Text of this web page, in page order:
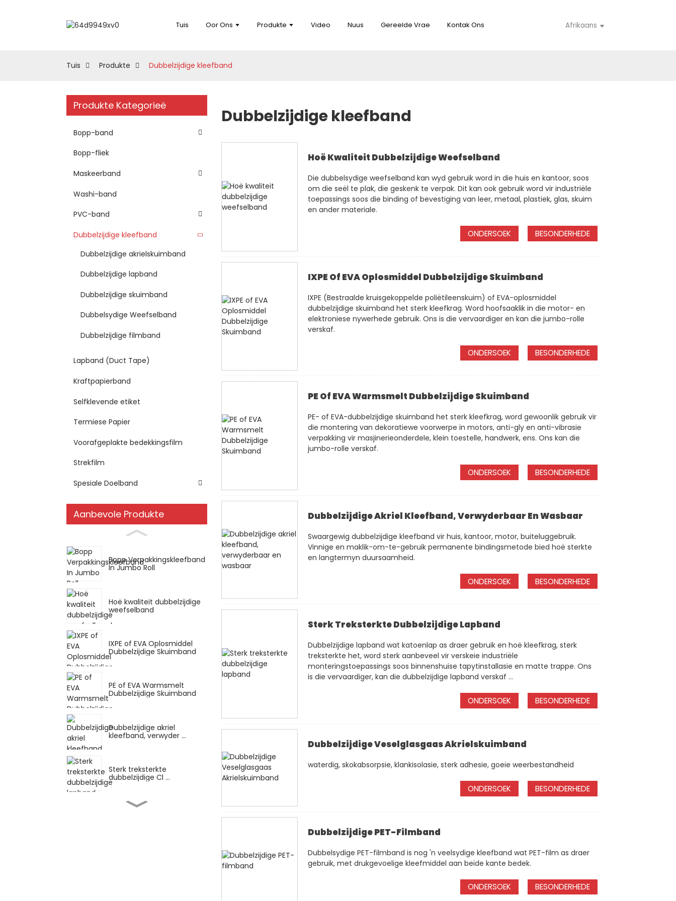
Tuis Oor Ons Produkte Video Nuus Gereelde Vrae Kontak Ons Afrikaans
Tuis Produkte Dubbelzijdige kleefband
Produkte Kategorieë
Bopp-band
Bopp-fliek
Maskeerband
Washi-band
PVC-band
Dubbelzijdige kleefband
Dubbelzijdige akrielskuimband
Dubbelzijdige lapband
Dubbelzijdige skuimband
Dubbelsydige Weefselband
Dubbelzijdige filmband
Lapband (Duct Tape)
Kraftpapierband
Selfklevende etiket
Termiese Papier
Voorafgeplakte bedekkingsfilm
Strekfilm
Spesiale Doelband
Aanbevole Produkte
Bopp Verpakkingskleefband
In Jumbo Roll
Hoë kwaliteit dubbelzijdige
weefselband
IXPE of EVA Oplosmiddel
Dubbelzijdige Skuimband
PE of EVA Warmsmelt
Dubbelzijdige Skuimband
Dubbelzijdige akriel
kleefband, verwyder ...
Sterk treksterkte
dubbelzijdige Cl ...
Dubbelzijdige kleefband
Hoë Kwaliteit Dubbelzijdige Weefselband
Die dubbelsydige weefselband kan wyd gebruik word in die huis en kantoor, soos
om die seël te plak, die geskenk te verpak. Dit kan ook gebruik word vir industriële
toepassings soos die binding of bevestiging van leer, metaal, plastiek, glas, skuim
en ander materiale.
ONDERSOEK BESONDERHEDE
IXPE Of EVA Oplosmiddel Dubbelzijdige Skuimband
IXPE (Bestraalde kruisgekoppelde poliëtileenskuim) of EVA-oplosmiddel
dubbelzijdige skuimband het sterk kleefkrag. Word hoofsaaklik in die motor- en
elektroniese nywerhede gebruik. Ons is die vervaardiger en kan die jumbo-rolle
verskaf.
ONDERSOEK BESONDERHEDE
PE Of EVA Warmsmelt Dubbelzijdige Skuimband
PE- of EVA-dubbelzijdige skuimband het sterk kleefkrag, word gewoonlik gebruik vir
die montering van dekoratiewe voorwerpe in motors, anti-gly en anti-vibrasie
verpakking vir masjinerieonderdele, klein toestelle, handwerk, ens. Ons kan die
jumbo-rolle verskaf.
ONDERSOEK BESONDERHEDE
Dubbelzijdige Akriel Kleefband, Verwyderbaar En Wasbaar
Swaargewig dubbelzijdige kleefband vir huis, kantoor, motor, buiteluggebruik.
Vinnige en maklik-om-te-gebruik permanente bindingsmetode bied hoë sterkte
en langtermyn duursaamheid.
ONDERSOEK BESONDERHEDE
Sterk Treksterkte Dubbelzijdige Lapband
Dubbelzijdige lapband wat katoenlap as draer gebruik en hoë kleefkrag, sterk
treksterkte het, word sterk aanbeveel vir verskeie industriële
monteringstoepassings soos binnenshuise tapytinstallasie en matte trappe. Ons
is die vervaardiger, kan die dubbelzijdige lapband verskaf ...
ONDERSOEK BESONDERHEDE
Dubbelzijdige Veselglasgaas Akrielskuimband
waterdig, skokabsorpsie, klankisolasie, sterk adhesie, goeie weerbestandheid
ONDERSOEK BESONDERHEDE
Dubbelzijdige PET-Filmband
Dubbelsydige PET-filmband is nog 'n veelsydige kleefband wat PET-film as draer
gebruik, met drukgevoelige kleefmiddel aan beide kante bedek.
ONDERSOEK BESONDERHEDE